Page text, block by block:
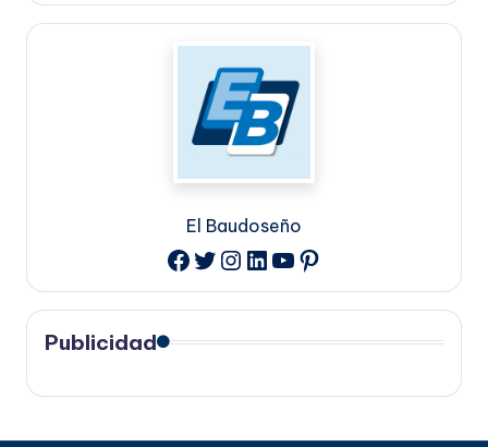
El Baudoseño
Facebook
Twitter
Instagram
LinkedIn
YouTube
Pinterest
Publicidad